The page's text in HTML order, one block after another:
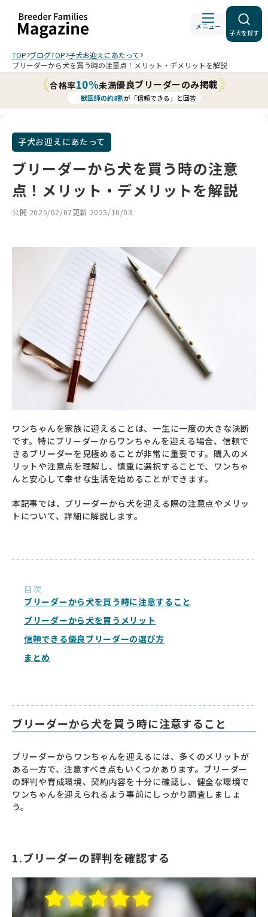
メニュー
子犬を探す
TOP ブログTOP 子犬お迎えにあたって
ブリーダーから犬を買う時の注意点！メリット・デメリットを解説
合格率10%未満優良ブリーダーのみ掲載
獣医師の約8割が「信頼できる」と回答
子犬お迎えにあたって
ブリーダーから犬を買う時の注意
点！メリット・デメリットを解説
公開 2025/02/07更新 2025/10/03
ワンちゃんを家族に迎えることは、一生に一度の大きな決断
です。特にブリーダーからワンちゃんを迎える場合、信頼で
きるブリーダーを見極めることが非常に重要です。購入のメ
リットや注意点を理解し、慎重に選択することで、ワンちゃ
んと安心して幸せな生活を始めることができます。
本記事では、ブリーダーから犬を迎える際の注意点やメリッ
トについて、詳細に解説します。
目次
ブリーダーから犬を買う時に注意すること
ブリーダーから犬を買うメリット
信頼できる優良ブリーダーの選び方
まとめ
ブリーダーから犬を買う時に注意すること
ブリーダーからワンちゃんを迎えるには、多くのメリットが
ある一方で、注意すべき点もいくつかあります。ブリーダー
の評判や育成環境、契約内容を十分に確認し、健全な環境で
ワンちゃんを迎えられるよう事前にしっかり調査しましょ
う。
1.ブリーダーの評判を確認する